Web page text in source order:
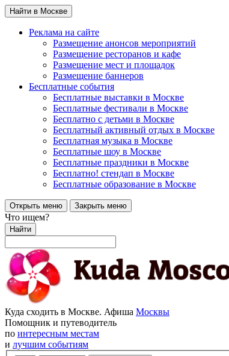
Найти в Москве
Реклама на сайте
Размещение анонсов мероприятий
Размещение ресторанов и кафе
Размещение мест и площадок
Размещение баннеров
Бесплатные события
Бесплатные выставки в Москве
Бесплатные фестивали в Москве
Бесплатно с детьми в Москве
Бесплатный активный отдых в Москве
Бесплатная музыка в Москве
Бесплатные шоу в Москве
Бесплатные праздники в Москве
Бесплатно! стендап в Москве
Бесплатные образование в Москве
Открыть меню Закрыть меню
Что ищем?
Найти
Куда сходить в Москве. Афиша Москвы
Помощник и путеводитель
по интересным местам
и лучшим событиям